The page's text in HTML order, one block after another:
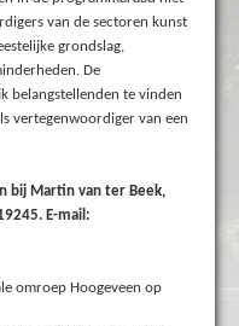
van de sectoren kunst
grondslag,
De
belangstellenden te vinden
vertegenwoordiger van een
bij Martin van ter Beek,
E-mail:
omroep Hoogeveen op